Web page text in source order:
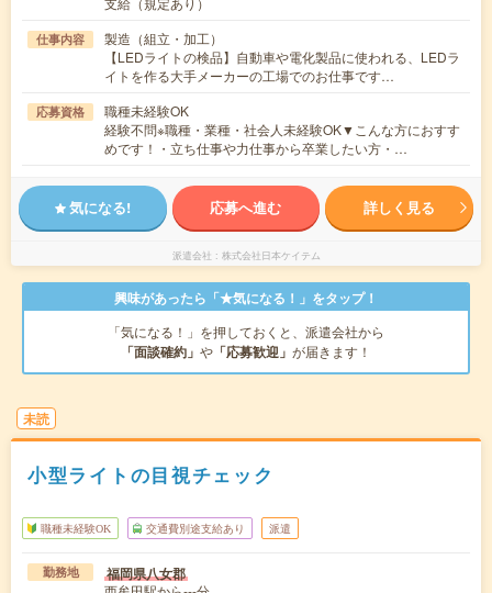
仕事内容
製造（組立・加工）
【LEDライトの検品】自動車や電化製品に使われる、LEDラ
イトを作る大手メーカーの工場でのお仕事です…
応募資格
職種未経験OK
経験不問※職種・業種・社会人未経験OK▼こんな方におすす
めです！・立ち仕事や力仕事から卒業したい方・…
気になる! 応募へ進む 詳しく見る
派遣会社 株式会社日本ケイテム
興味があったら「★気になる！」をタップ！
「気になる！」を押しておくと、派遣会社から
「面談確約」 や 「応募歓迎」 が届きます！
未読
小型ライトの目視チェック
職種未経験OK 交通費別途支給あり 派遣
勤務地 福岡県八女郡